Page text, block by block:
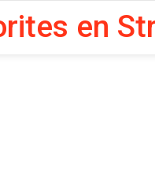
en